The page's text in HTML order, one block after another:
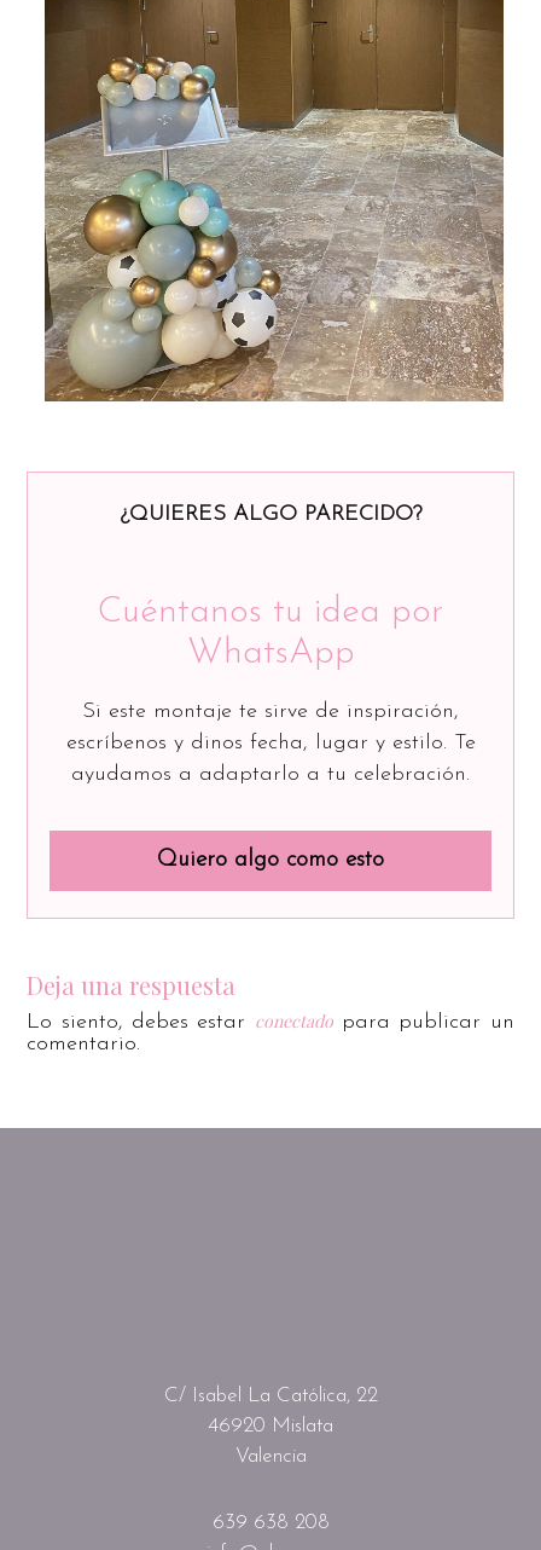
¿QUIERES ALGO PARECIDO?
Cuéntanos tu idea por
WhatsApp
Si este montaje te sirve de inspiración,
escríbenos y dinos fecha, lugar y estilo. Te
ayudamos a adaptarlo a tu celebración.
Quiero algo como esto
Deja una respuesta
Lo siento, debes estar conectadopara publicar un
comentario.
C/ Isabel La Católica, 22
46920 Mislata
Valencia
639 638 208